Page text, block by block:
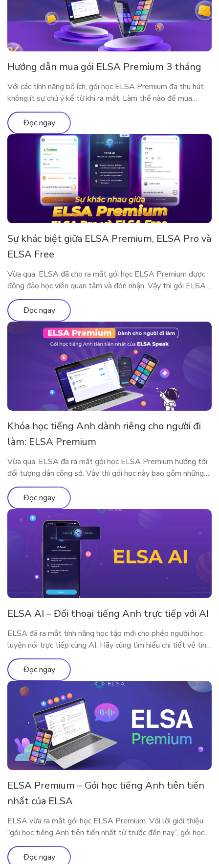
Hướng dẫn mua gói ELSA Premium 3 tháng
Với các tính năng bổ ích, gói học ELSA Premium đã thu hút
không ít sự chú ý kể từ khi ra mắt. Làm thế nào để mua
ELSA Premium 3 tháng?
Đọc ngay
Sự khác biệt giữa ELSA Premium, ELSA Pro và
ELSA Free
Vừa qua, ELSA đã cho ra mắt gói học ELSA Premium được
đông đảo học viên quan tâm và đón nhận. Vậy thì gói ELSA
Premium có gì khác so với ELSA Pro và ELSA Free? Hãy
cùng tìm hiểu qua bài viết này nhé!
Đọc ngay
Khóa học tiếng Anh dành riêng cho người đi
làm: ELSA Premium
Vừa qua, ELSA đã ra mắt gói học ELSA Premium hướng tới
đối tượng dân công sở. Vậy thì gói học này bao gồm những
gì? Vì sao ELSA Premium lại phù hợp với người đi làm? Hãy
cùng tìm hiểu qua bài viết sau nhé!
Đọc ngay
ELSA AI – Đối thoại tiếng Anh trực tiếp với AI
ELSA đã ra mắt tính năng học tập mới cho phép người học
luyện nói trực tiếp cùng AI. Hãy cùng tìm hiểu chi tiết về tính
năng qua bài viết
Đọc ngay
ELSA Premium – Gói học tiếng Anh tiên tiến
nhất của ELSA
ELSA vừa ra mắt gói học ELSA Premium. Với lời giới thiệu
“gói học tiếng Anh tiên tiến nhất từ trước đến nay”, gói học
này bao gồm những gì?
Đọc ngay